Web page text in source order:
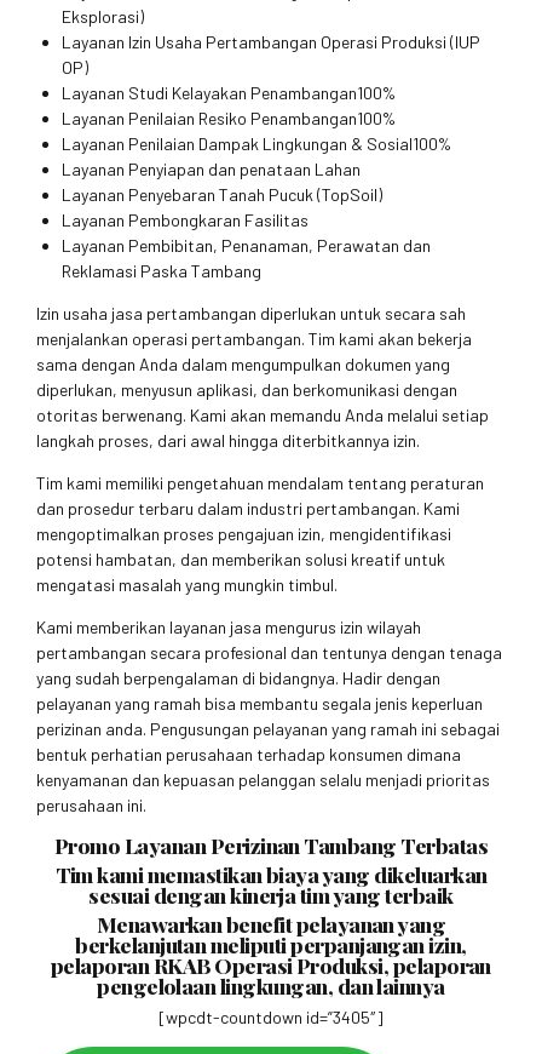
Eksplorasi)
Layanan Izin Usaha Pertambangan Operasi Produksi (IUP
OP)
Layanan Studi Kelayakan Penambangan100%
Layanan Penilaian Resiko Penambangan100%
Layanan Penilaian Dampak Lingkungan & Sosial100%
Layanan Penyiapan dan penataan Lahan
Layanan Penyebaran Tanah Pucuk (TopSoil)
Layanan Pembongkaran Fasilitas
Layanan Pembibitan, Penanaman, Perawatan dan
Reklamasi Paska Tambang
Izin usaha jasa pertambangan diperlukan untuk secara sah
menjalankan operasi pertambangan. Tim kami akan bekerja
sama dengan Anda dalam mengumpulkan dokumen yang
diperlukan, menyusun aplikasi, dan berkomunikasi dengan
otoritas berwenang. Kami akan memandu Anda melalui setiap
langkah proses, dari awal hingga diterbitkannya izin.
Tim kami memiliki pengetahuan mendalam tentang peraturan
dan prosedur terbaru dalam industri pertambangan. Kami
mengoptimalkan proses pengajuan izin, mengidentifikasi
potensi hambatan, dan memberikan solusi kreatif untuk
mengatasi masalah yang mungkin timbul.
Kami memberikan layanan jasa mengurus izin wilayah
pertambangan secara profesional dan tentunya dengan tenaga
yang sudah berpengalaman di bidangnya. Hadir dengan
pelayanan yang ramah bisa membantu segala jenis keperluan
perizinan anda. Pengusungan pelayanan yang ramah ini sebagai
bentuk perhatian perusahaan terhadap konsumen dimana
kenyamanan dan kepuasan pelanggan selalu menjadi prioritas
perusahaan ini.
Promo Layanan Perizinan Tambang Terbatas
Tim kami memastikan biaya yang dikeluarkan
sesuai dengan kinerja tim yang terbaik
Menawarkan benefit pelayanan yang
berkelanjutan meliputi perpanjangan izin,
pelaporan RKAB Operasi Produksi, pelaporan
pengelolaan lingkungan, dan lainnya
[wpcdt-countdown id=”3405″]